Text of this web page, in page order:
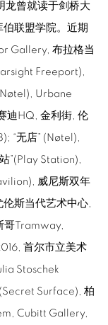
龙曾就读于剑桥大
联盟学院。近期
Gallery, 布拉格当
Freeport),
Urbane
迪HQ, 金利街, 伦
“无店” (Nøtel),
”(Play Station),
威尼斯双年
伦斯当代艺术中心,
哥Tramway,
首尔市立美术
Stoschek
Surface), 柏
Cubitt Gallery,